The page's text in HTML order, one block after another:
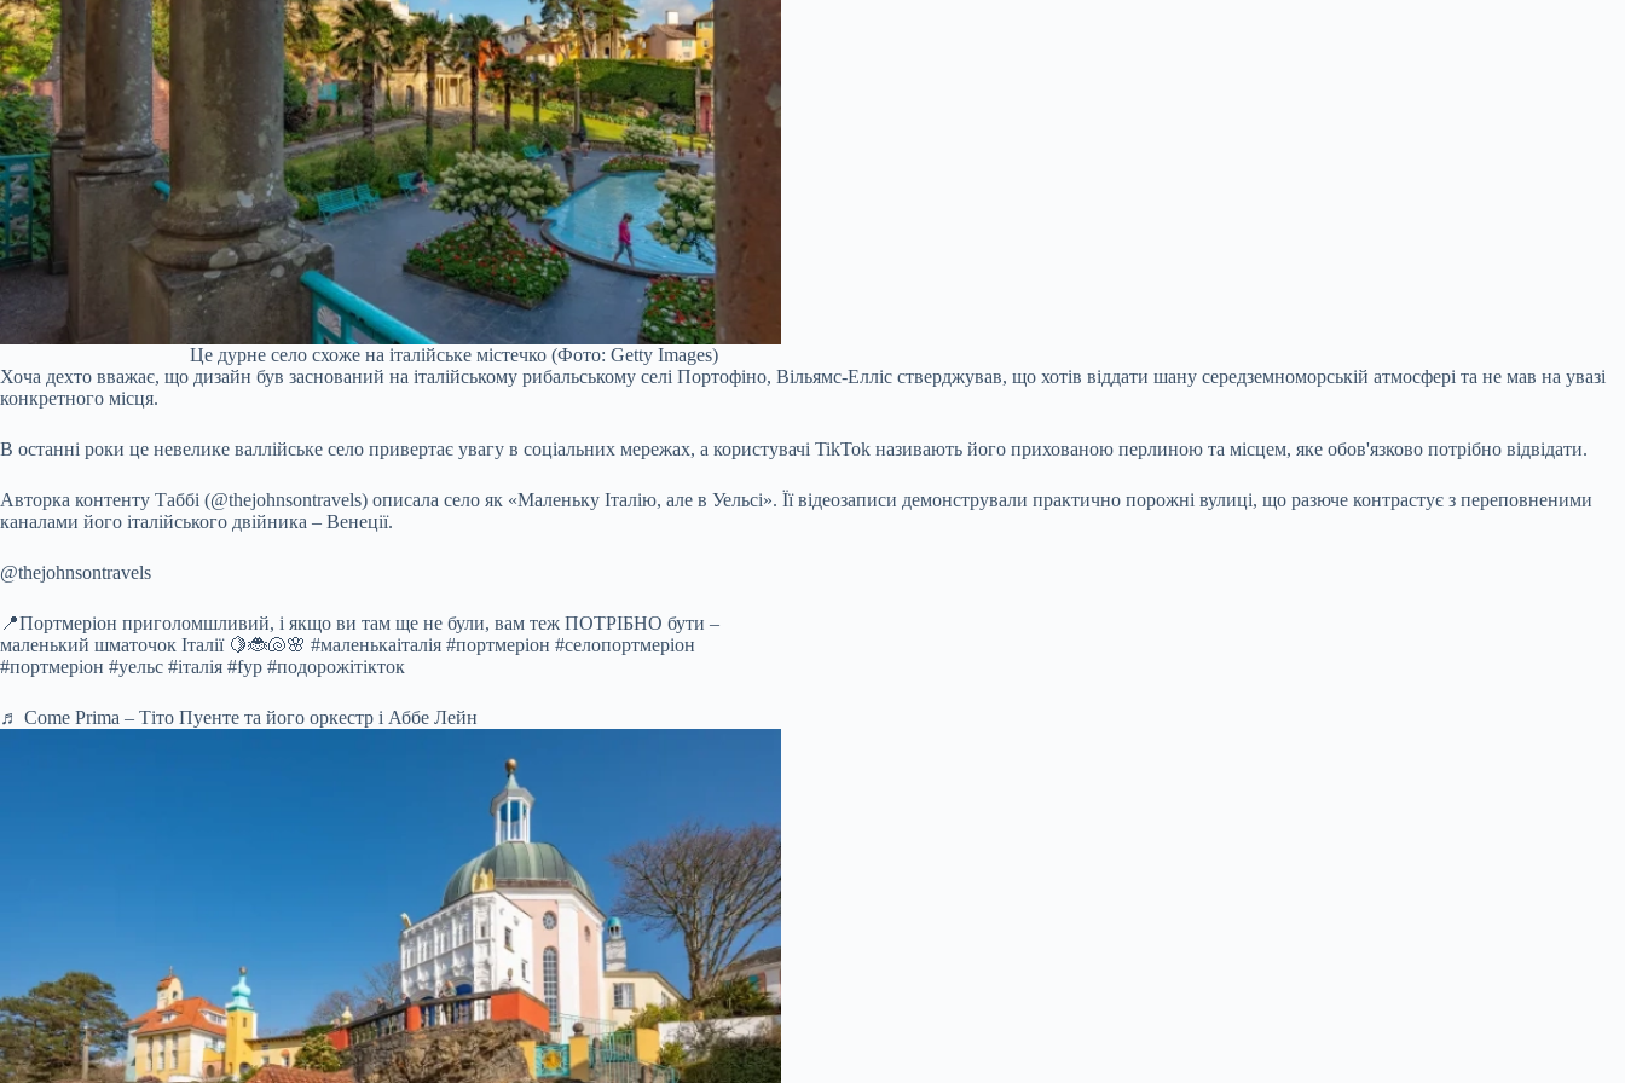
Це дурне село схоже на італійське містечко (Фото: Getty Images)
Хоча дехто вважає, що дизайн був заснований на італійському рибальському селі Портофіно, Вільямс-Елліс стверджував, що хотів віддати шану середземноморській атмосфері та не мав на увазі
конкретного місця.
В останні роки це невелике валлійське село привертає увагу в соціальних мережах, а користувачі TikTok називають його прихованою перлиною та місцем, яке обов'язково потрібно відвідати.
Авторка контенту Таббі (@thejohnsontravels) описала село як «Маленьку Італію, але в Уельсі». Її відеозаписи демонстрували практично порожні вулиці, що разюче контрастує з переповненими
каналами його італійського двійника – Венеції.
@thejohnsontravels
📍Портмеріон приголомшливий, і якщо ви там ще не були, вам теж ПОТРІБНО бути –
маленький шматочок Італії 🍋🐞🐚🌸 #маленькаіталія #портмеріон #селопортмеріон
#портмеріон #уельс #італія #fyp #подорожітікток
♬ Come Prima – Тіто Пуенте та його оркестр і Аббе Лейн